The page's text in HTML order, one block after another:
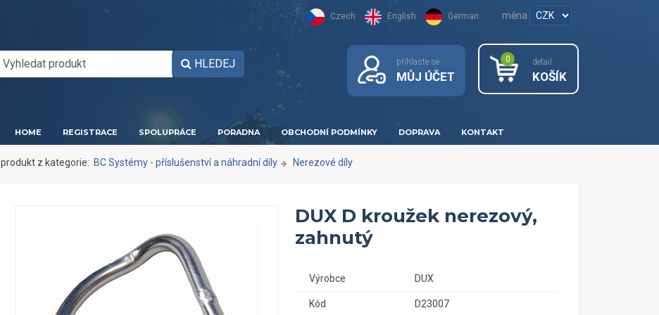
Czech English German měna
HLEDEJ přihlaste se
MŮJ ÚČET
0 detail
KOŠÍK
HOME REGISTRACE SPOLUPRÁCE PORADNA OBCHODNÍ PODMÍNKY DOPRAVA KONTAKT
produkt z kategorie: BC Systémy - příslušenství a náhradní díly Nerezové díly
DUX D kroužek nerezový,
zahnutý
Výrobce DUX
Kód D23007